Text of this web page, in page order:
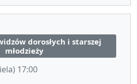
dorosłych i starszej
młodzieży
17:00